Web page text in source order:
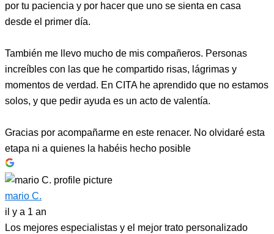
por tu paciencia y por hacer que uno se sienta en casa
desde el primer día.
También me llevo mucho de mis compañeros. Personas
increíbles con las que he compartido risas, lágrimas y
momentos de verdad. En CITA he aprendido que no estamos
solos, y que pedir ayuda es un acto de valentía.
Gracias por acompañarme en este renacer. No olvidaré esta
etapa ni a quienes la habéis hecho posible
mario C.
il y a 1 an
Los mejores especialistas y el mejor trato personalizado